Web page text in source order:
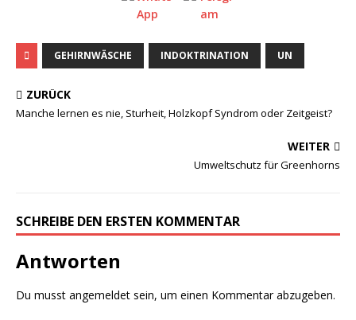
GEHIRNWÄSCHE INDOKTRINATION UN
ZURÜCK
Manche lernen es nie, Sturheit, Holzkopf Syndrom oder Zeitgeist?
WEITER
Umweltschutz für Greenhorns
SCHREIBE DEN ERSTEN KOMMENTAR
Antworten
Du musst angemeldet sein, um einen Kommentar abzugeben.